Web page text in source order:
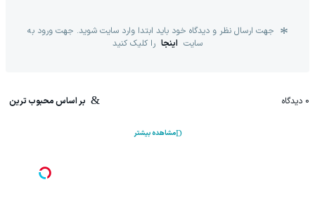
جهت ارسال نظر و دیدگاه خود باید ابتدا وارد سایت شوید. جهت ورود به
سایت اینجا را کلیک کنید
0 دیدگاه بر اساس محبوب ترین
مشاهده بیشتر